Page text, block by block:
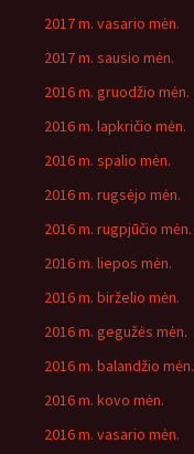
2017 m. vasario mėn.
2017 m. sausio mėn.
2016 m. gruodžio mėn.
2016 m. lapkričio mėn.
2016 m. spalio mėn.
2016 m. rugsėjo mėn.
2016 m. rugpjūčio mėn.
2016 m. liepos mėn.
2016 m. birželio mėn.
2016 m. gegužės mėn.
2016 m. balandžio mėn.
2016 m. kovo mėn.
2016 m. vasario mėn.